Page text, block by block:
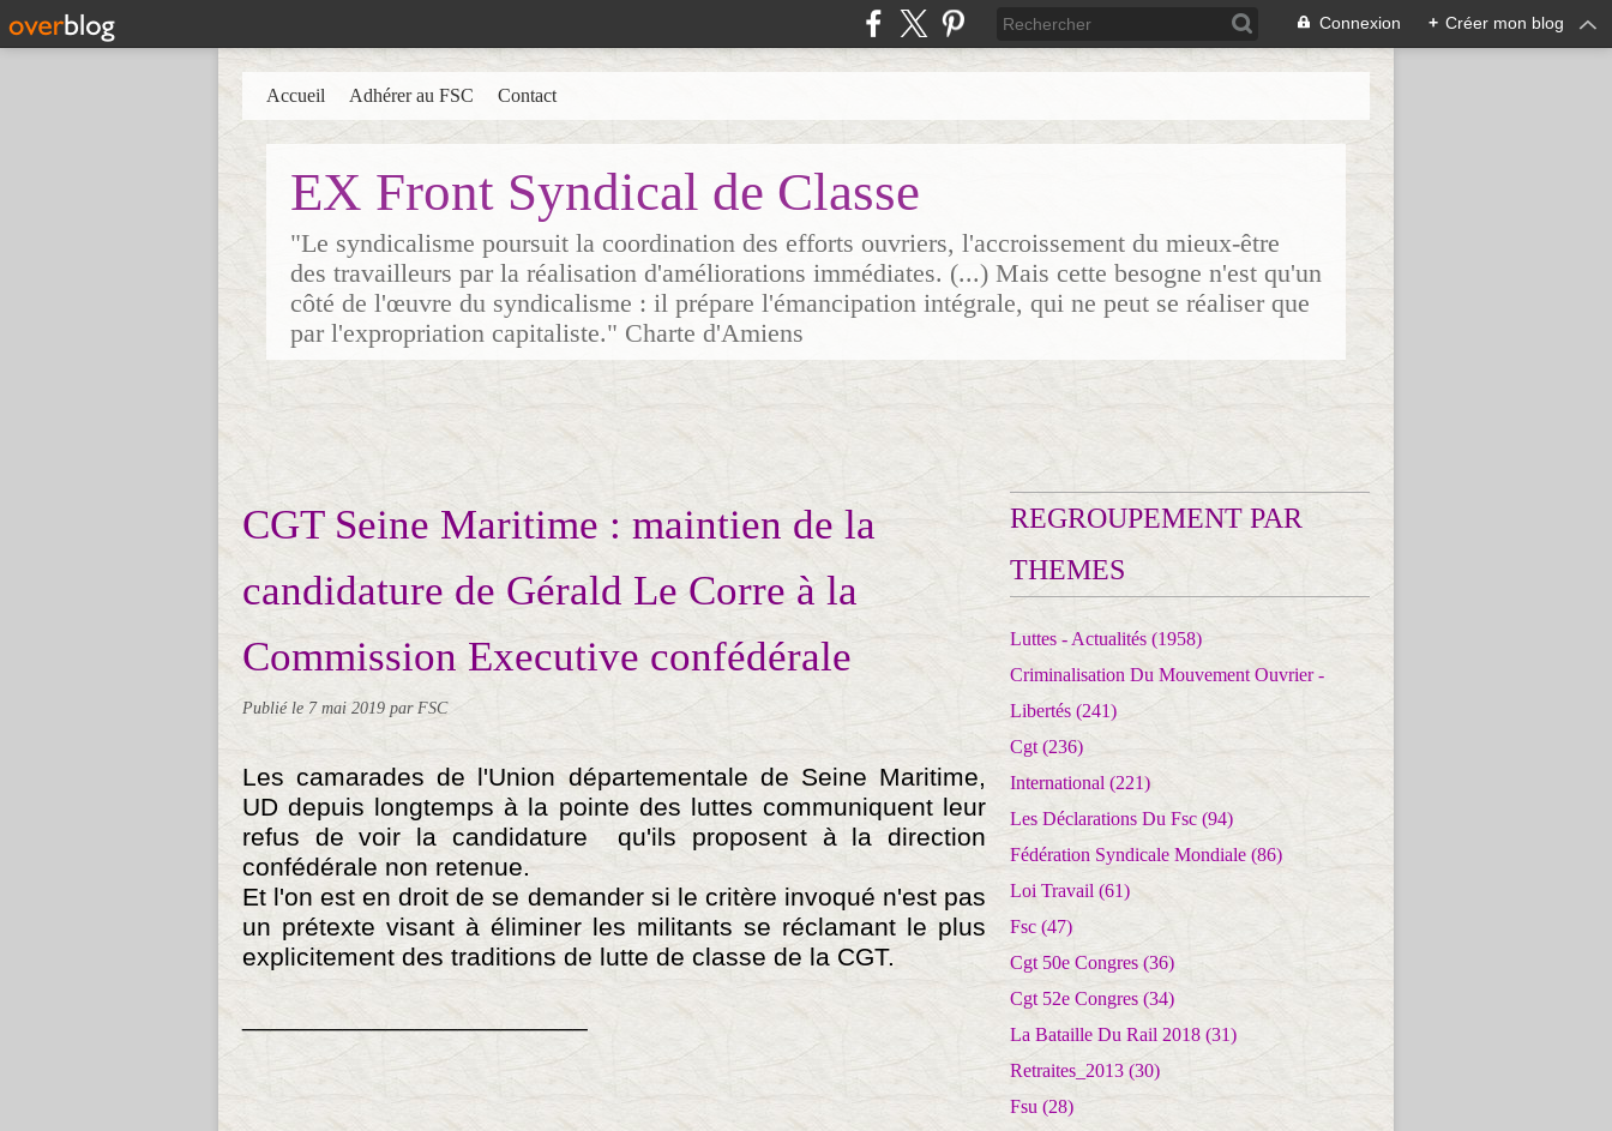
Connexion + Créer mon blog
EX Front Syndical de Classe
"Le syndicalisme poursuit la coordination des efforts ouvriers, l'accroissement du mieux-être
des travailleurs par la réalisation d'améliorations immédiates. (...) Mais cette besogne n'est qu'un
côté de l'œuvre du syndicalisme : il prépare l'émancipation intégrale, qui ne peut se réaliser que
par l'expropriation capitaliste." Charte d'Amiens
Accueil Adhérer au FSC Contact
CGT Seine Maritime : maintien de la
candidature de Gérald Le Corre à la
Commission Executive confédérale
Publié le 7 mai 2019 par FSC
Les camarades de l'Union départementale de Seine Maritime,
UD depuis longtemps à la pointe des luttes communiquent leur
refus de voir la candidature qu'ils proposent à la direction
confédérale non retenue.
Et l'on est en droit de se demander si le critère invoqué n'est pas
un prétexte visant à éliminer les militants se réclamant le plus
explicitement des traditions de lutte de classe de la CGT.
REGROUPEMENT PAR
THEMES
Luttes - Actualités (1958)
Criminalisation Du Mouvement Ouvrier -
Libertés (241)
Cgt (236)
International (221)
Les Déclarations Du Fsc (94)
Fédération Syndicale Mondiale (86)
Loi Travail (61)
Fsc (47)
Cgt 50e Congres (36)
Cgt 52e Congres (34)
La Bataille Du Rail 2018 (31)
Retraites_2013 (30)
Fsu (28)